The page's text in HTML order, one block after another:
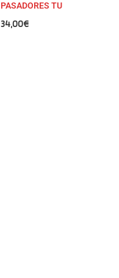
PASADORES TU
34,00€